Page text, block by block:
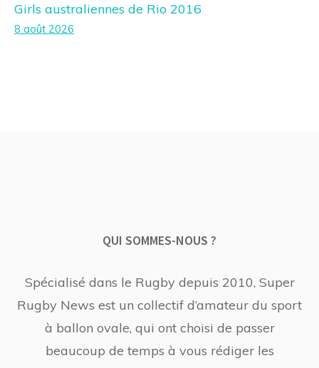
Girls australiennes de Rio 2016
8 août 2026
QUI SOMMES-NOUS ?
Spécialisé dans le Rugby depuis 2010, Super
Rugby News est un collectif d’amateur du sport
à ballon ovale, qui ont choisi de passer
beaucoup de temps à vous rédiger les